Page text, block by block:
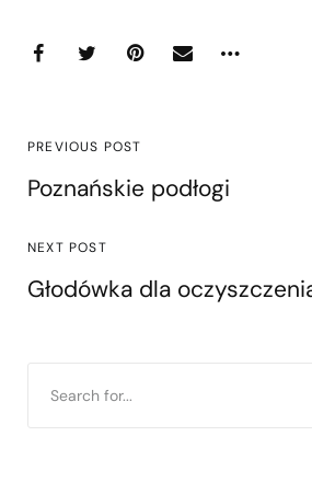
PREVIOUS POST
Poznańskie podłogi
NEXT POST
Głodówka dla